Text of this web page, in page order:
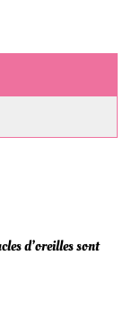
d’oreilles sont